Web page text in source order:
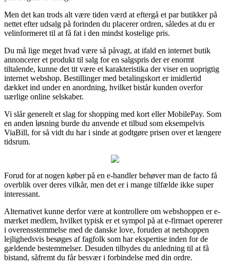
Men det kan trods alt være tiden værd at eftergå et par butikker på
nettet efter udsalg på forinden du placerer ordren, således at du er
velinformeret til at få fat i den mindst kostelige pris.
Du må lige meget hvad være så påvagt, at ifald en internet butik
annoncerer et produkt til salg for en salgspris der er enormt
tiltalende, kunne det tit være et karakteristika der viser en uoprigtig
internet webshop. Bestillinger med betalingskort er imidlertid
dækket ind under en anordning, hvilket bistår kunden overfor
uærlige online selskaber.
Vi slår generelt et slag for shopping med kort eller MobilePay. Som
en anden løsning burde du anvende et tilbud som eksempelvis
ViaBill, for så vidt du har i sinde at godtgøre prisen over et længere
tidsrum.
Forud for at nogen køber på en e-handler behøver man de facto få
overblik over deres vilkår, men det er i mange tilfælde ikke super
interessant.
Alternativet kunne derfor være at kontrollere om webshoppen er e-
mærket medlem, hvilket typisk er et sympol på at e-firmaet opererer
i overensstemmelse med de danske love, foruden at netshoppen
lejlighedsvis besøges af fagfolk som har ekspertise inden for de
gældende bestemmelser. Desuden tilbydes du anledning til at få
bistand, såfremt du får besvær i forbindelse med din ordre.